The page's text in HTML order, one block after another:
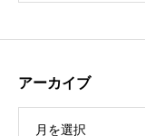
三船仁選手が出演！
アーカイブ
月を選択